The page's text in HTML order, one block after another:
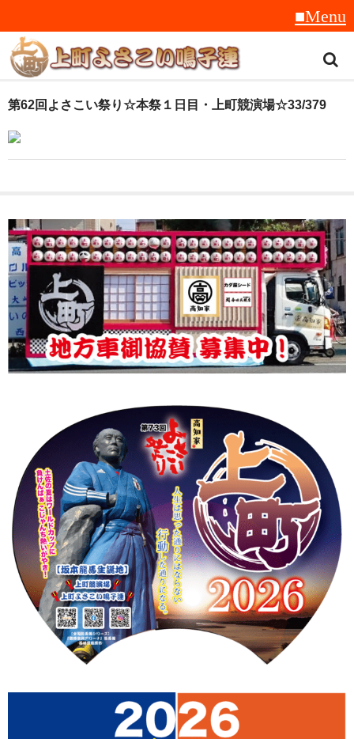
トップ
スタッフ紹介
音楽
衣装
地方車
グッズ
上町Tシャツ
振付
その他
壁紙
お問合せ
スタッフブログ
第62回よさこい祭り☆本祭１日目・上町競演場☆33/379